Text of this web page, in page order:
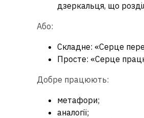
дзеркальця, що
Або:
Складне: «Серце
Просте: «Серце
Добре працюють:
метафори;
аналогії;